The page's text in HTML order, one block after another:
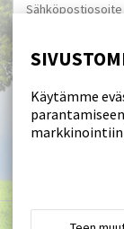
Käytämme
markkinointiin
SEURAA MEITÄ
Suodatinmaailma ©